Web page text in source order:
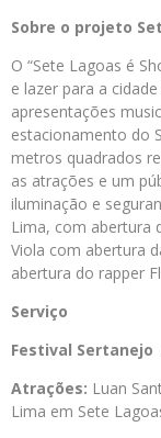
Sobre o projeto
O “Sete Lagoas é
e lazer para a
apresentações
estacionamento do
metros quadrados
as atrações e um
iluminação e
Lima, com abertura
Viola com abertura
abertura do rapper
Serviço
Festival Sertanejo
Atrações: Luan
Lima em Sete